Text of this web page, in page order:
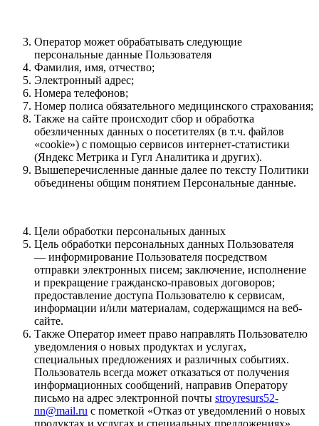
Оператор может обрабатывать следующие
персональные данные Пользователя
Фамилия, имя, отчество;
Электронный адрес;
Номера телефонов;
Номер полиса обязательного медицинского страхования;
Также на сайте происходит сбор и обработка
обезличенных данных о посетителях (в т.ч. файлов
«cookie») с помощью сервисов интернет-статистики
(Яндекс Метрика и Гугл Аналитика и других).
Вышеперечисленные данные далее по тексту Политики
объединены общим понятием Персональные данные.
Цели обработки персональных данных
Цель обработки персональных данных Пользователя
— информирование Пользователя посредством
отправки электронных писем; заключение, исполнение
и прекращение гражданско-правовых договоров;
предоставление доступа Пользователю к сервисам,
информации и/или материалам, содержащимся на веб-
сайте.
Также Оператор имеет право направлять Пользователю
уведомления о новых продуктах и услугах,
специальных предложениях и различных событиях.
Пользователь всегда может отказаться от получения
информационных сообщений, направив Оператору
письмо на адрес электронной почты stroyresurs52-
nn@mail.ru с пометкой «Отказ от уведомлений о новых
продуктах и услугах и специальных предложениях».